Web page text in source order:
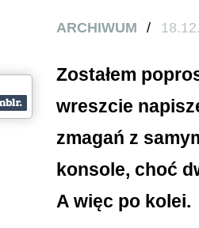
ARCHIWUM /
Zostałem
wreszcie
zmagań z
konsole, choć
A więc po kolei.